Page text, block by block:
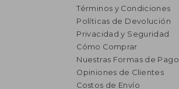
Términos y Condiciones
Políticas de Devolución
Privacidad y Seguridad
Cómo Comprar
Nuestras Formas de Pago
Opiniones de Clientes
Costos de Envío